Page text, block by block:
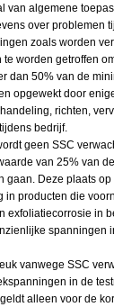
van algemene
over problemen
zoals worden
te worden getroffen
dan 50% van de
opgewekt door
richten,
bedrijf.
geen SSC
van 25% van
gaan. Deze plaats
in producten die
exfoliatiecorrosie in
spanningen
vanwege SSC
in de
alleen voor de